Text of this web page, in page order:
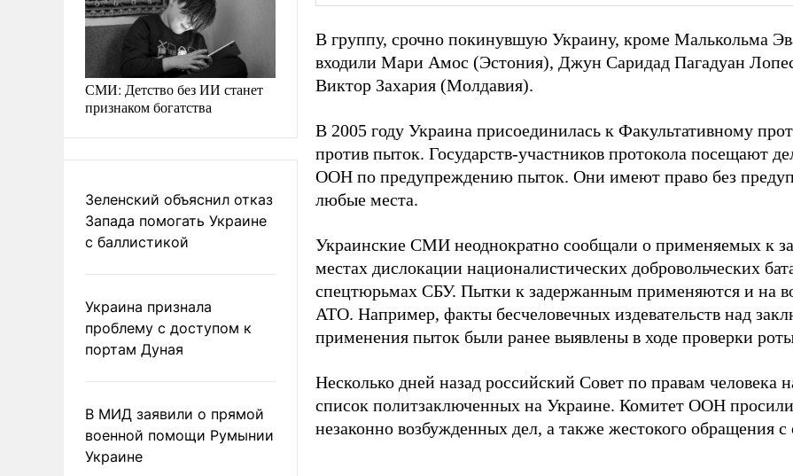
СМИ: Детство без ИИ станет
признаком богатства
Зеленский объяснил отказ
Запада помогать Украине
с баллистикой
Украина признала
проблему с доступом к
портам Дуная
В МИД заявили о прямой
военной помощи Румынии
Украине
В группу, срочно покинувшую Украину, кроме Малькольма
входили Мари Амос (Эстония), Джун Саридад Пагадуан
Виктор Захария (Молдавия).
В 2005 году Украина присоединилась к Факультативному
против пыток. Государств-участников протокола посещают
ООН по предупреждению пыток. Они имеют право без
любые места.
Украинские СМИ неоднократно сообщали о применяемых к
местах дислокации националистических добровольческих
спецтюрьмах СБУ. Пытки к задержанным применяются и на
АТО. Например, факты бесчеловечных издевательств над
применения пыток были ранее выявлены в ходе проверки
Несколько дней назад российский Совет по правам человека
список политзаключенных на Украине. Комитет ООН просили
незаконно возбужденных дел, а также жестокого обращения